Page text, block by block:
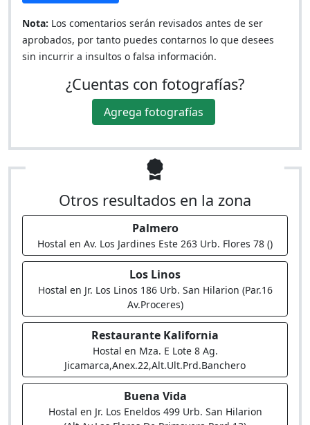
Nota: Los comentarios serán revisados antes de ser
aprobados, por tanto puedes contarnos lo que desees
sin incurrir a insultos o falsa información.
¿Cuentas con fotografías?
Agrega fotografías
Otros resultados en la zona
Palmero
Hostal en Av. Los Jardines Este 263 Urb. Flores 78 ()
Los Linos
Hostal en Jr. Los Linos 186 Urb. San Hilarion (Par.16
Av.Proceres)
Restaurante Kalifornia
Hostal en Mza. E Lote 8 Ag.
Jicamarca,Anex.22,Alt.Ult.Prd.Banchero
Buena Vida
Hostal en Jr. Los Eneldos 499 Urb. San Hilarion